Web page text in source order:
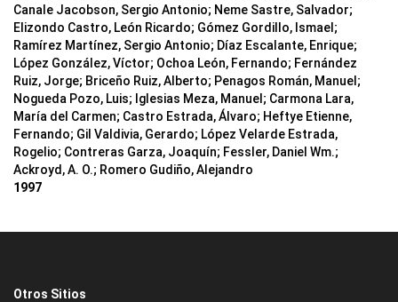
Canale Jacobson, Sergio Antonio; Neme Sastre, Salvador;
Elizondo Castro, León Ricardo; Gómez Gordillo, Ismael;
Ramírez Martínez, Sergio Antonio; Díaz Escalante, Enrique;
López González, Víctor; Ochoa León, Fernando; Fernández
Ruiz, Jorge; Briceño Ruiz, Alberto; Penagos Román, Manuel;
Nogueda Pozo, Luis; Iglesias Meza, Manuel; Carmona Lara,
María del Carmen; Castro Estrada, Álvaro; Heftye Etienne,
Fernando; Gil Valdivia, Gerardo; López Velarde Estrada,
Rogelio; Contreras Garza, Joaquín; Fessler, Daniel Wm.;
Ackroyd, A. O.; Romero Gudiño, Alejandro
1997
Otros Sitios